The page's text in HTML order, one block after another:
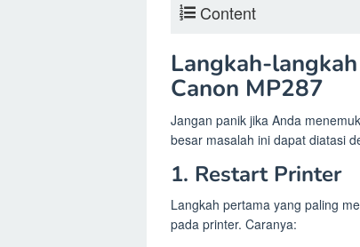
Content
Langkah-
Canon MP287
Jangan panik jika Anda
besar masalah ini dapat diatasi
1. Restart Printer
Langkah pertama yang paling
pada printer. Caranya: